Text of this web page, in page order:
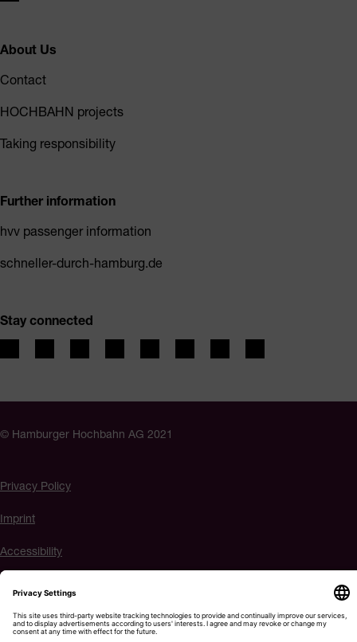
About Us
Contact
HOCHBAHN projects
Taking responsibility
Further information
hvv passenger information
schneller-durch-hamburg.de
Stay connected
© Hamburger Hochbahn AG 2021
Privacy Policy
Imprint
Accessibility